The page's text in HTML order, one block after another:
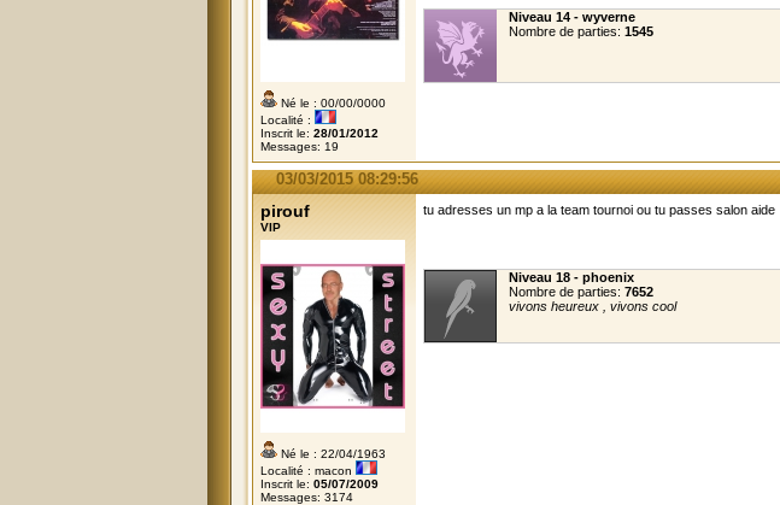
Né le : 00/00/0000
Localité :
Inscrit le: 28/01/2012
Messages: 19
Niveau 14 - wyverne
Nombre de parties: 1545
03/03/2015 08:29:56
pirouf
VIP
Né le : 22/04/1963
Localité : macon
Inscrit le: 05/07/2009
Messages: 3174
tu adresses un mp a la team tournoi ou tu passes salon aide
Niveau 18 - phoenix
Nombre de parties: 7652
vivons heureux , vivons cool